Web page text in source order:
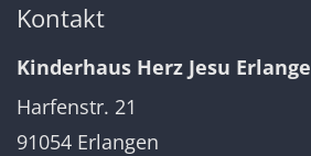
Kontakt
Kinderhaus Herz Jesu
Harfenstr. 21
91054 Erlangen